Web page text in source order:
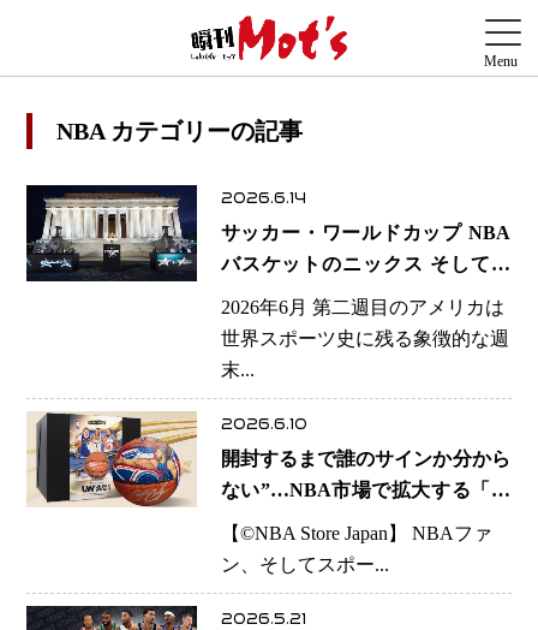
NBA カテゴリーの記事
2026.6.14
サッカー・ワールドカップ NBA
バスケットのニックス そしてホ
ワイトハウス総合格闘技
UFC―2026年6月のアメリカが証
明する「スポーツ帝国」の圧倒的
2026年6月 第二週目のアメリカは
世界スポーツ史に残る象徴的な週
末...
2026.6.10
開封するまで誰のサインか分から
ない”…NBA市場で拡大する「ブ
ラインド型メモラビリア」の熱
狂 人気スター選手＆レジェンド
【©️NBA Store Japan】 NBAファ
ン、そしてスポー...
2026.5.21